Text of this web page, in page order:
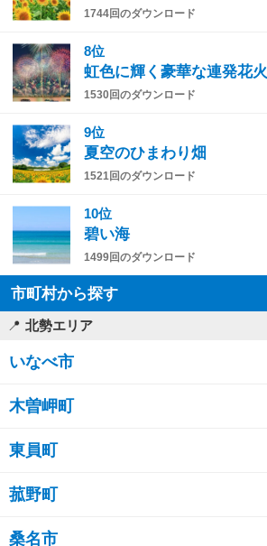
1744回のダウンロード
8位
虹色に輝く豪華な連発花火
1530回のダウンロード
9位
夏空のひまわり畑
1521回のダウンロード
10位
碧い海
1499回のダウンロード
市町村から探す
北勢エリア
いなべ市
木曽岬町
東員町
菰野町
桑名市